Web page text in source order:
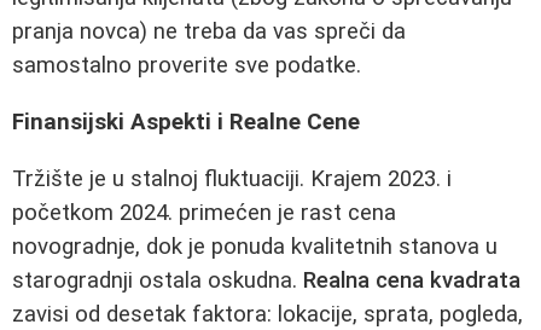
pranja novca) ne treba da vas spreči da
samostalno proverite sve podatke.
Finansijski Aspekti i Realne Cene
Tržište je u stalnoj fluktuaciji. Krajem 2023. i
početkom 2024. primećen je rast cena
novogradnje, dok je ponuda kvalitetnih stanova u
starogradnji ostala oskudna. Realna cena kvadrata
zavisi od desetak faktora: lokacije, sprata, pogleda,